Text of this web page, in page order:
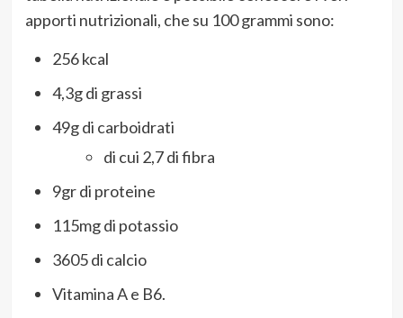
apporti nutrizionali, che su 100 grammi sono:
256 kcal
4,3g di grassi
49g di carboidrati
di cui 2,7 di fibra
9gr di proteine
115mg di potassio
3605 di calcio
Vitamina A e B6.